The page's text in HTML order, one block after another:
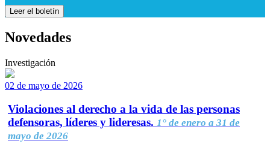
Leer el boletín
Novedades
Investigación
02 de mayo de 2026
Violaciones al derecho a la vida de las personas
defensoras, líderes y lideresas. 1° de enero a 31 de
mayo de 2026